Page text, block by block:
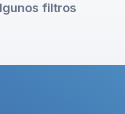
filtros